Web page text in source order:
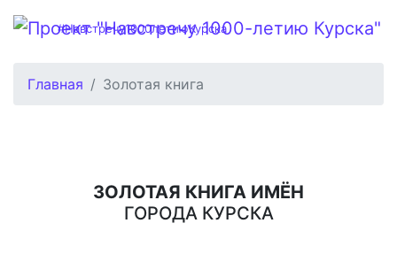
#Навстречу1000летиюКурска
Главная Золотая книга
ЗОЛОТАЯ КНИГА ИМЁН
ГОРОДА КУРСКА